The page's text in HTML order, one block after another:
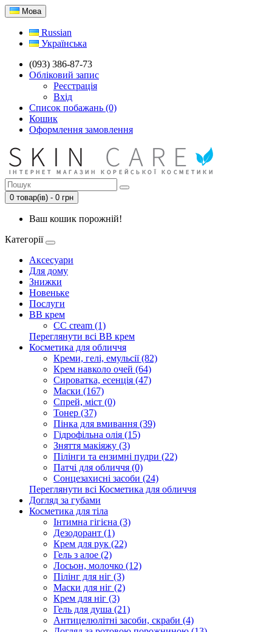
Мова
Russian
Українська
(093) 386-87-73
Обліковий запис
Реєстрація
Вхід
Список побажань (0)
Кошик
Оформлення замовлення
0 товар(ів) - 0 грн
Ваш кошик порожній!
Категорії
Аксесуари
Для дому
Знижки
Новеньке
Послуги
BB крем
CC cream (1)
Переглянути всі BB крем
Косметика для обличчя
Креми, гелі, емульсії (82)
Крем навколо очей (64)
Сироватка, есенція (47)
Маски (167)
Спрей, міст (0)
Тонер (37)
Пінка для вмивання (39)
Гідрофільна олія (15)
Зняття макіяжу (3)
Пілінги та ензимні пудри (22)
Патчі для обличчя (0)
Сонцезахисні засоби (24)
Переглянути всі Косметика для обличчя
Догляд за губами
Косметика для тіла
Інтимна гігієна (3)
Дезодорант (1)
Крем для рук (22)
Гель з алое (2)
Лосьон, молочко (12)
Пілінг для ніг (3)
Маски для ніг (2)
Крем для ніг (3)
Гель для душа (21)
Антицелюлітні засоби, скраби (4)